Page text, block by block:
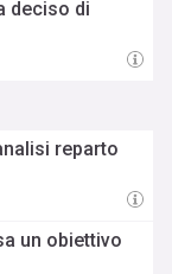
deciso di
reparto
un obiettivo